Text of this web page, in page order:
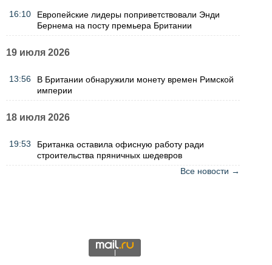
16:10
Европейские лидеры поприветствовали Энди
Бернема на посту премьера Британии
19 июля 2026
13:56
В Британии обнаружили монету времен Римской
империи
18 июля 2026
19:53
Британка оставила офисную работу ради
строительства пряничных шедевров
Все новости →